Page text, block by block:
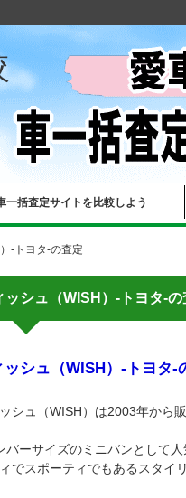
一括査定サイトを比較しよう
-トヨタ-の査定
ッシュ（WISH）-トヨタ-の
ッシュ（WISH）-トヨタ-
シュ（WISH）は2003年から
バーサイズのミニバンとして
でスポーティでもあるスタイ